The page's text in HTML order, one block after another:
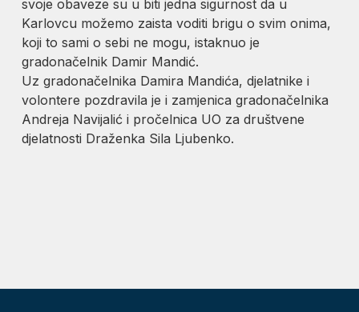
svoje obaveze su u biti jedna sigurnost da u
Karlovcu možemo zaista voditi brigu o svim onima,
koji to sami o sebi ne mogu, istaknuo je
gradonačelnik Damir Mandić.
Uz gradonačelnika Damira Mandića, djelatnike i
volontere pozdravila je i zamjenica gradonačelnika
Andreja Navijalić i pročelnica UO za društvene
djelatnosti Draženka Sila Ljubenko.